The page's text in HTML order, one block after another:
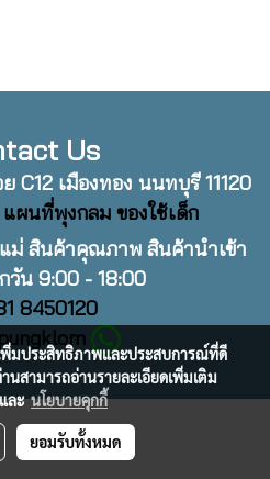
Us
C12 เมืองทอง นนทบุรี 11120
ผนที่พุงกลม ของใช้เด็ก
ม่ สินค้าคุณภาพ สินค้านำเข้า
วัน 9:00 - 18:00
8450120
พิ่มประสิทธิภาพและประสบการณ์ที่ดี
นสามารถอ่านรายละเอียดเพิ่มเติม
ละนโยบายคุกกี้
ยอมรับทั้งหมด